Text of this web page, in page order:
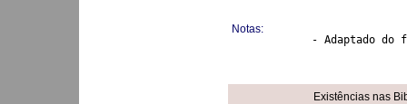
Notas:
- Adaptado do
Existências nas